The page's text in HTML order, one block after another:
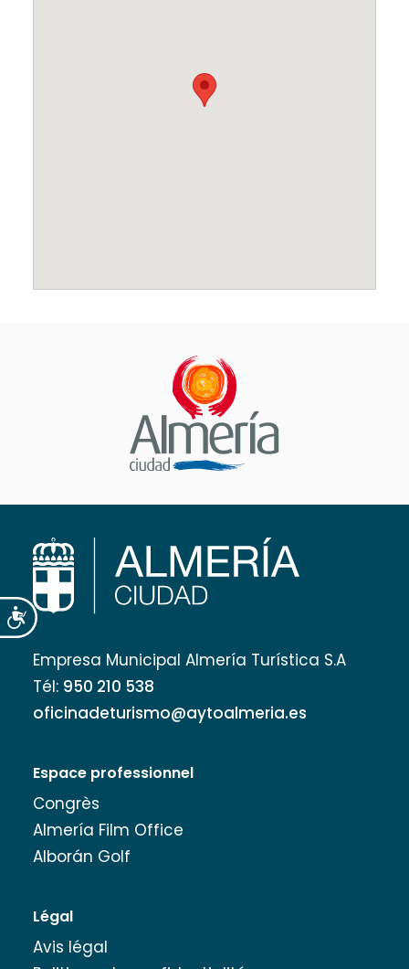
Accesibilidad
Empresa Municipal Almería Turística S.A
Tél: 950 210 538
oficinadeturismo@aytoalmeria.es
Espace professionnel
Congrès
Almería Film Office
Alborán Golf
Légal
Avis légal